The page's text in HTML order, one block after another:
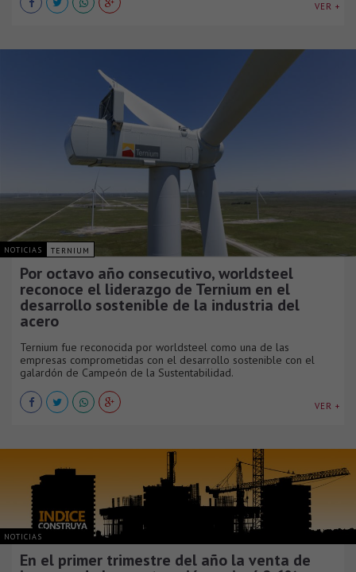
VER +
NOTICIAS TERNIUM
Por octavo año consecutivo, worldsteel
reconoce el liderazgo de Ternium en el
desarrollo sostenible de la industria del
acero
Ternium fue reconocida por worldsteel como una de las
empresas comprometidas con el desarrollo sostenible con el
galardón de Campeón de la Sustentabilidad.
VER +
NOTICIAS
En el primer trimestre del año la venta de